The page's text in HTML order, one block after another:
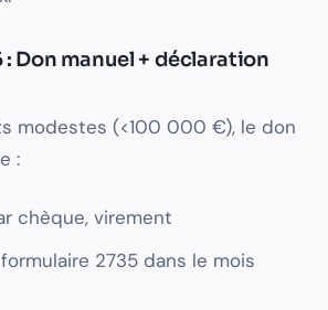
: Don manuel + déclaration
modestes (<100 000 €), le don
:
chèque, virement
2735 dans le mois